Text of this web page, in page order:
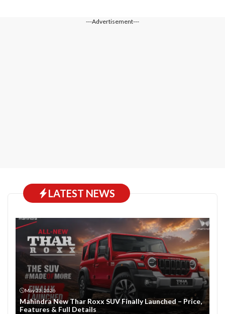
---Advertisement---
LATEST NEWS
May 23, 2026
Mahindra New Thar Roxx SUV Finally Launched – Price,
Features & Full Details